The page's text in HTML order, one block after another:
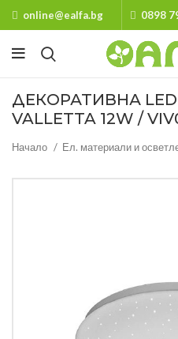
online@ealfa.bg 0898
ДЕКОРАТИВНА
VALLETTA 12W /
Начало Ел. материали и